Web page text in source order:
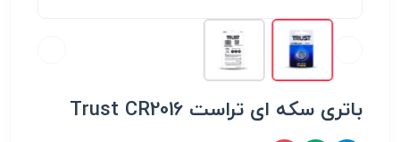
باتری سکه ای تراست Trust CR2016